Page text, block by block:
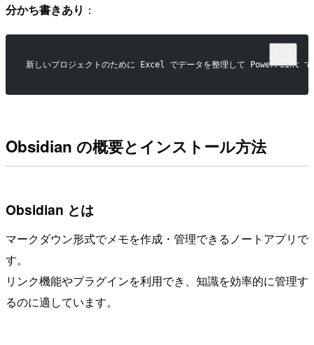
分かち書きあり ：
新しいプロジェクトのために Excel でデータを整理して PowerPoint で
Obsidian の概要とインストール方法
Obsidian とは
マークダウン形式でメモを作成・管理できるノートアプリで
す。
リンク機能やプラグインを利用でき、知識を効率的に管理す
るのに適しています。